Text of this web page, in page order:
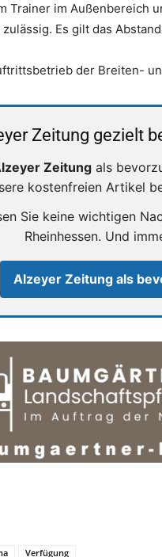
Trainer im Außenbereich
Es gilt das
der Breiten-
Zeitung gezielt
Zeitungals
kostenfreien Artikel
Sie keine wichtigen
Rheinhessen. Und
Alzeyer Zeitung als
Verfügung